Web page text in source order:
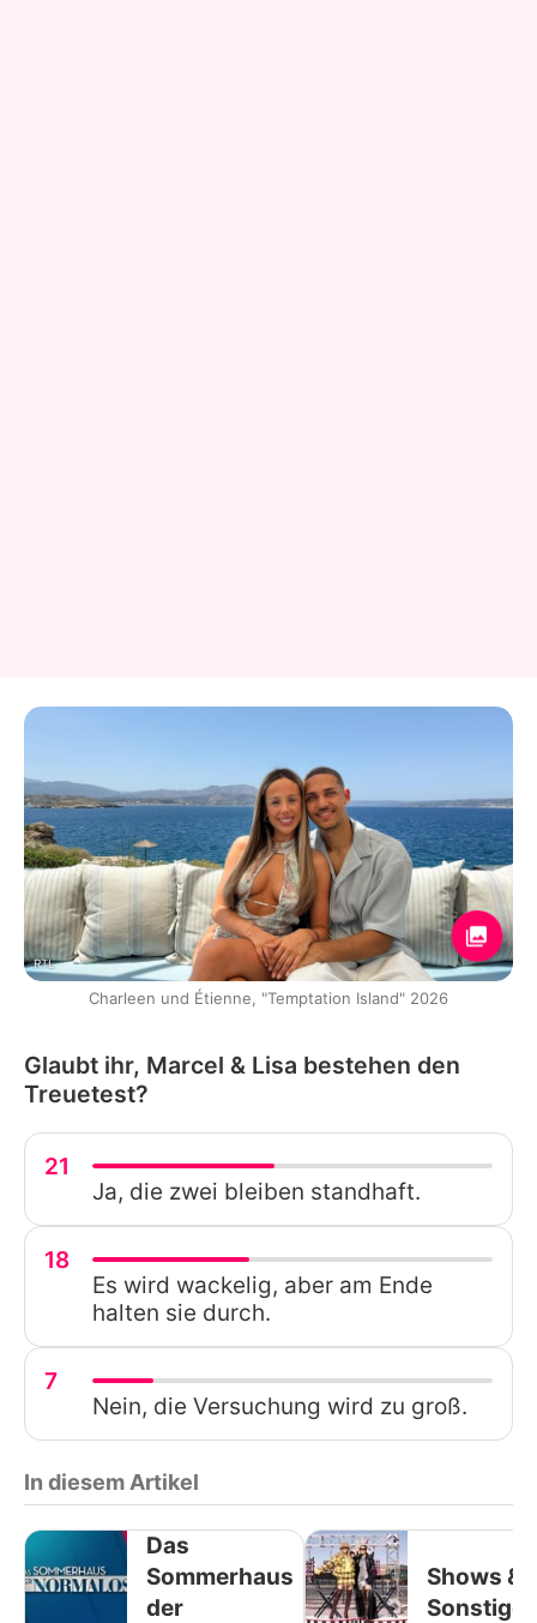
RTL
Charleen und Étienne, "Temptation Island" 2026
Glaubt ihr, Marcel & Lisa bestehen den
Treuetest?
21
Ja, die zwei bleiben standhaft.
18
Es wird wackelig, aber am Ende
halten sie durch.
7
Nein, die Versuchung wird zu groß.
In diesem Artikel
Das
Sommerhaus
der
Shows &
Sonstige